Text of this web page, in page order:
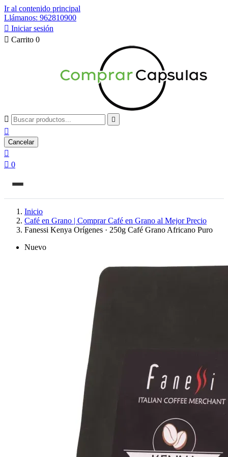
Ir al contenido principal
Llámanos: 962810900
 Iniciar sesión
 Carrito 0
 

Cancelar

 0
Inicio
Café en Grano | Comprar Café en Grano al Mejor Precio
Fanessi Kenya Orígenes · 250g Café Grano Africano Puro
Nuevo